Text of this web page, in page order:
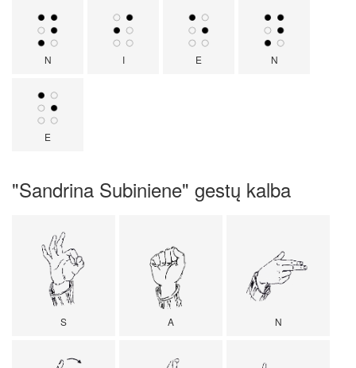
N I E N
E
"Sandrina Subiniene" gestų kalba
S A N